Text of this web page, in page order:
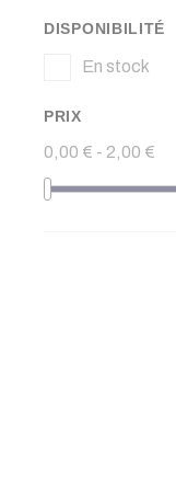
DISPONIBILITÉ
En stock
PRIX
0,00 € - 2,00 €